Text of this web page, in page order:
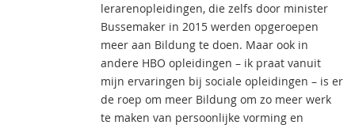
lerarenopleidingen, die zelfs door minister
Bussemaker in 2015 werden opgeroepen
meer aan Bildung te doen. Maar ook in
andere HBO opleidingen – ik praat vanuit
mijn ervaringen bij sociale opleidingen – is er
de roep om meer Bildung om zo meer werk
te maken van persoonlijke vorming en